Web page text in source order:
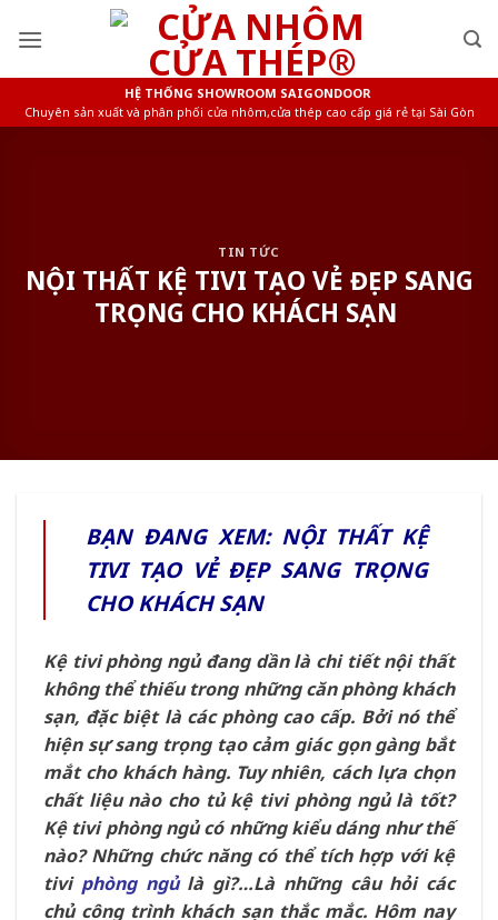
HỆ THỐNG SHOWROOM SAIGONDOOR
Chuyên sản xuất và phân phối cửa nhôm,cửa thép cao cấp giá rẻ tại Sài Gòn
TIN TỨC
NỘI THẤT KỆ TIVI TẠO VẺ ĐẸP SANG
TRỌNG CHO KHÁCH SẠN
BẠN ĐANG XEM: NỘI THẤT KỆ
TIVI TẠO VẺ ĐẸP SANG TRỌNG
CHO KHÁCH SẠN
Kệ tivi phòng ngủ đang dần là chi tiết nội thất
không thể thiếu trong những căn phòng khách
sạn, đặc biệt là các phòng cao cấp. Bởi nó thể
hiện sự sang trọng tạo cảm giác gọn gàng bắt
mắt cho khách hàng. Tuy nhiên, cách lựa chọn
chất liệu nào cho tủ kệ tivi phòng ngủ là tốt?
Kệ tivi phòng ngủ có những kiểu dáng như thế
nào? Những chức năng có thể tích hợp với kệ
tivi phòng ngủlà gì?…Là những câu hỏi các
chủ công trình khách sạn thắc mắc. Hôm nay